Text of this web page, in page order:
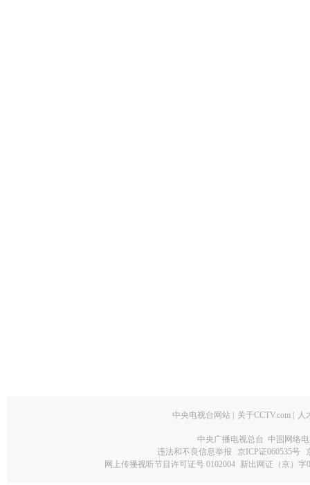
中央电视台网站 关于CCTV.com 人
中央广播电视总台 中国网络
违法和不良信息举报
京ICP证060535号
网上传播视听节目许可证号 0102004 新出网证（京）